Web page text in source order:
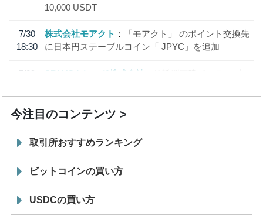
10,000 USDT
7/30
18:30
株式会社モアクト
「モアクト」 のポイント交換先
に日本円ステーブルコイン「 JPYC」を追加
7/29
SBI VCトレード株式会社
信託型円建てステーブル
今注目のコンテンツ
取引所おすすめランキング
ビットコインの買い方
USDCの買い方